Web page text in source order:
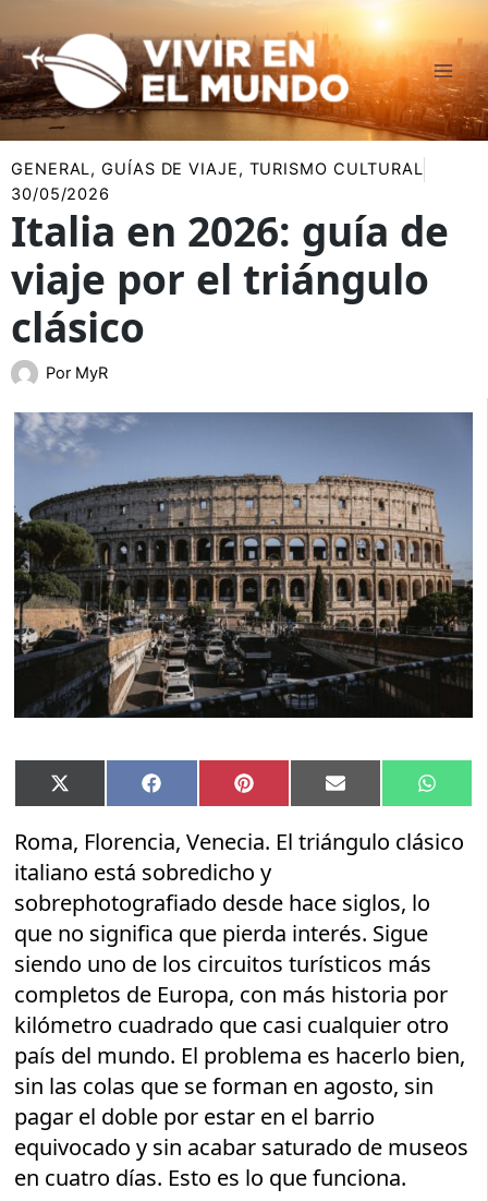
al
contenido
GENERAL,GUÍAS DE VIAJE, TURISMO CULTURAL
30/05/2026
Italia en 2026: guía de
viaje por el triángulo
clásico
Por MyR
Compartir
en
X
(Twitter)
Compartir
en
Facebook Compartir
en
Pinterest Compartir
en
Email
en
Roma, Florencia, Venecia. El triángulo clásico
italiano está sobredicho y
sobrephotografiado desde hace siglos, lo
que no significa que pierda interés. Sigue
siendo uno de los circuitos turísticos más
completos de Europa, con más historia por
kilómetro cuadrado que casi cualquier otro
país del mundo. El problema es hacerlo bien,
sin las colas que se forman en agosto, sin
pagar el doble por estar en el barrio
equivocado y sin acabar saturado de museos
en cuatro días. Esto es lo que funciona.